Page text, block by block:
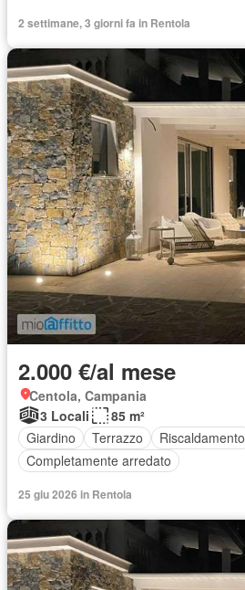
2 settimane, 3 giorni fa in Rentola
2.000 €/al mese
Centola, Campania
3 Locali
85 m²
Giardino
Terrazzo Riscaldamento
Completamente arredato
25 giu 2026 in Rentola